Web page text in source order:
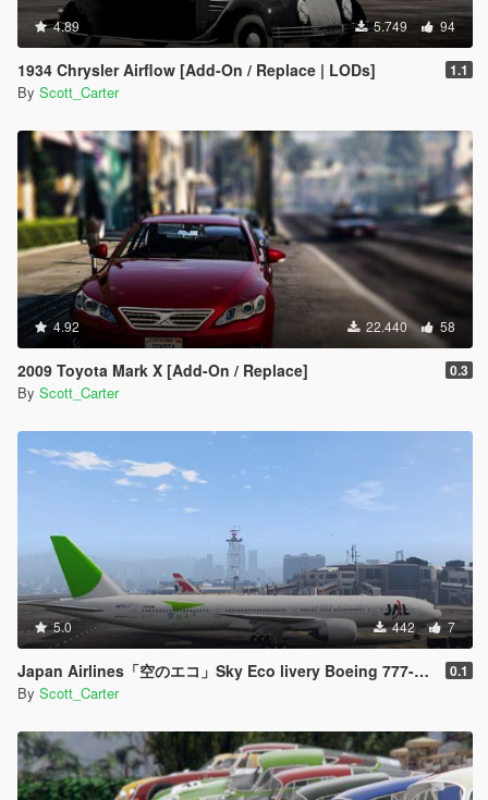
4.89 5.749 94
1934 Chrysler Airflow [Add-On / Replace | LODs] 1.1
By Scott_Carter
4.92 22.440 58
2009 Toyota Mark X [Add-On / Replace] 0.3
By Scott_Carter
5.0 442 7
Japan Airlines「空のエコ」Sky Eco livery Boeing 777-300ER 0.1
By Scott_Carter